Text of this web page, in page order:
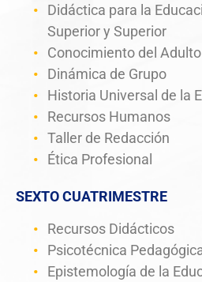
Didáctica para la
Superior y Superior
Conocimiento del Adulto
Dinámica de Grupo
Historia Universal de la
Recursos Humanos
Taller de Redacción
Ética Profesional
SEXTO CUATRIMESTRE
Recursos Didácticos
Psicotécnica
Epistemología de la